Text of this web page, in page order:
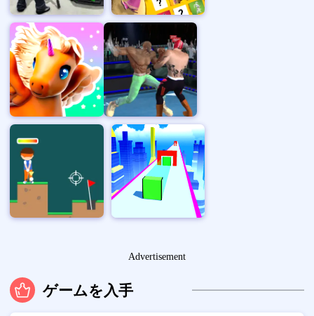
Advertisement
ゲームを入手